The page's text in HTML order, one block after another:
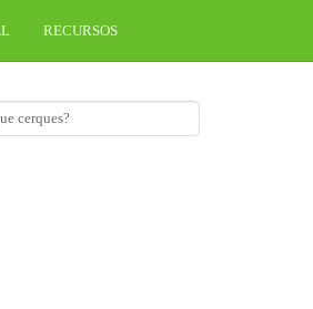
RECURSOS